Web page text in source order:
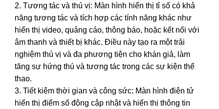
2. Tương tác và thú vị: Màn hình hiển thị tỉ số có khả
năng tương tác và tích hợp các tính năng khác như
hiển thị video, quảng cáo, thông báo, hoặc kết nối với
âm thanh và thiết bị khác. Điều này tạo ra một trải
nghiệm thú vị và đa phương tiện cho khán giả, làm
tăng sự hứng thú và tương tác trong các sự kiện thể
thao.
3. Tiết kiệm thời gian và công sức: Màn hình điện tử
hiển thị điểm số động cập nhật và hiển thị thông tin